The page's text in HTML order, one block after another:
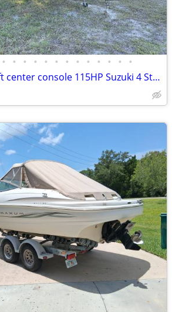
• • • • • • • • • • • • •
2021 Key Largo 21ft center console 115HP Suzuki 4 Stroke only 77 hours